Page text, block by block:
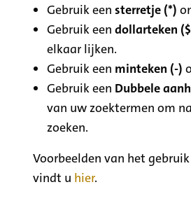
Gebruik eensterretje (*)
Gebruik eendollarteken
elkaar lijken.
Gebruik een minteken (-)
Gebruik een Dubbele
van uw zoektermen om
zoeken.
Voorbeelden van het
vindt u hier.